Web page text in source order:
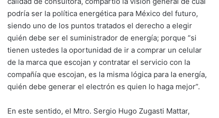
podría ser la política energética para México del futuro,
siendo uno de los puntos tratados el derecho a elegir
quién debe ser el suministrador de energía; porque “si
tienen ustedes la oportunidad de ir a comprar un celular
de la marca que escojan y contratar el servicio con la
compañía que escojan, es la misma lógica para la energía,
quién debe generar el electrón es quien lo haga mejor”.
En este sentido, el Mtro. Sergio Hugo Zugasti Mattar,